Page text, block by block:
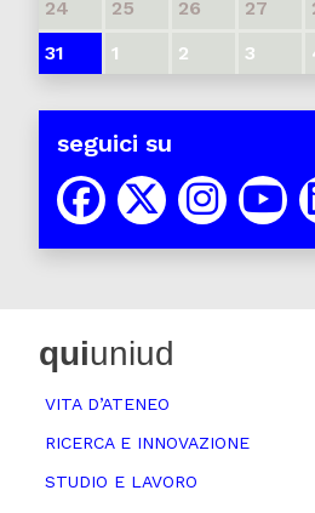
24
25 26 27
31
1 2 3
seguici su
quiuniud
VITA D’ATENEO
RICERCA E INNOVAZIONE
STUDIO E LAVORO